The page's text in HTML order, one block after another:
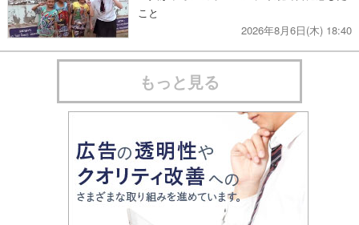
こと
2026年8月6日(木) 18:40
もっと見る